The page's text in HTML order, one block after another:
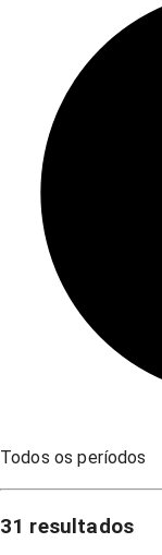
Todos os períodos
31 resultados